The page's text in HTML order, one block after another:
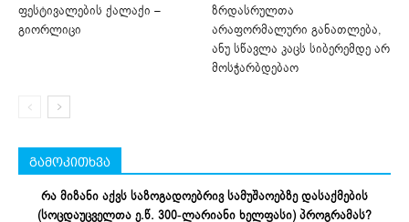
ფესტივალების ქალაქი –
გიორლიცი
ზრდასრულთა
არაფორმალური განათლება,
ანუ სწავლა კაცს სიბერემდე არ
მოსჭარბდებაო
გამოკითხვა
რა მიზანი აქვს საზოგადოებრივ სამუშაოებზე დასაქმების
(სოცდაუცველთა ე.წ. 300-ლარიანი ხელფასი) პროგრამას?